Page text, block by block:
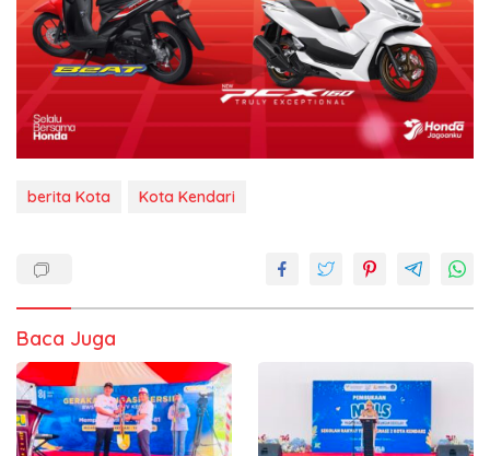
berita Kota Kota Kendari
Baca Juga